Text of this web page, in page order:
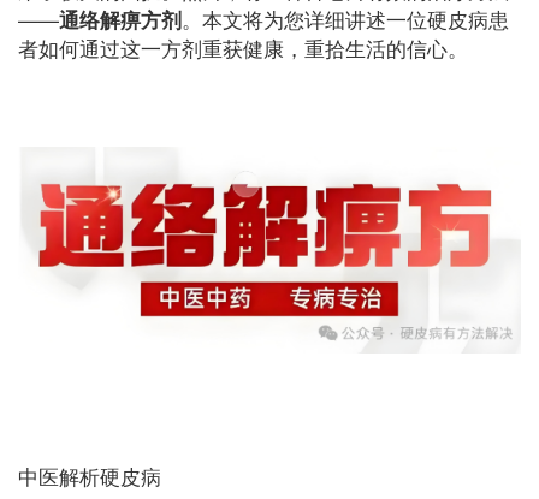
——通络解痹方剂。本文将为您详细讲述一位硬皮病患
者如何通过这一方剂重获健康，重拾生活的信心。
中医解析硬皮病